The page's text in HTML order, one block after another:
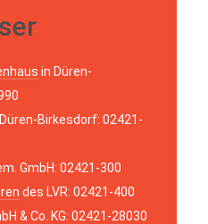
in Düren-
Birkesdorf: 02421-
GmbH: 02421-300
des LVR: 02421-400
& Co. KG: 02421-28030